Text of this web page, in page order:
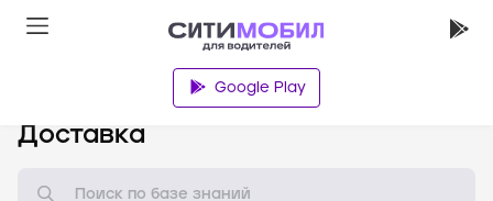
Google Play
Доставка